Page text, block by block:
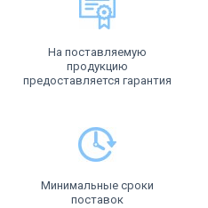
На поставляемую
продукцию
предоставляется гарантия
Минимальные сроки
поставок